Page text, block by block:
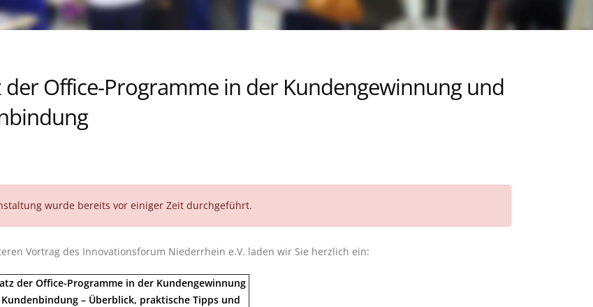
der Office-Programme in der Kundengewinnung und
wurde bereits vor einiger Zeit durchgeführt.
Vortrag des Innovationsforum Niederrhein e.V. laden wir Sie herzlich ein:
der Office-Programme in der Kundengewinnung
– Überblick, praktische Tipps und